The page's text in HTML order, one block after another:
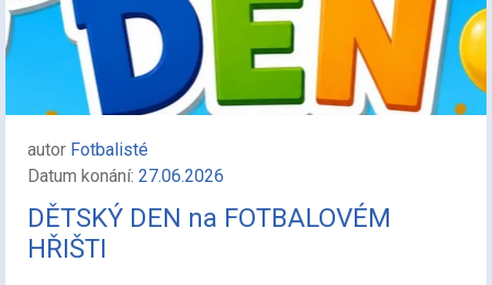
autor Fotbalisté
Datum konání: 27.06.2026
DĚTSKÝ DEN na FOTBALOVÉM
HŘIŠTI